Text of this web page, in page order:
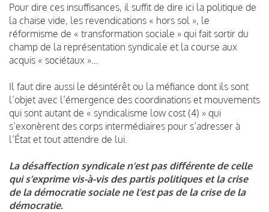
Pour dire ces insuffisances, il suffit de dire ici la politique de
la chaise vide, les revendications « hors sol », le
réformisme de « transformation sociale » qui fait sortir du
champ de la représentation syndicale et la course aux
acquis « sociétaux »…
Il faut dire aussi le désintérêt ou la méfiance dont ils sont
l’objet avec l’émergence des coordinations et mouvements
qui sont autant de « syndicalisme low cost (4) » qui
s’exonèrent des corps intermédiaires pour s’adresser à
l’État et tout attendre de lui.
La désaffection syndicale n’est pas différente de celle
qui s’exprime vis-à-vis des partis politiques et la crise
de la démocratie sociale ne l’est pas de la crise de la
démocratie.